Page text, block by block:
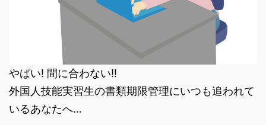
やばい! 間に合わない!!
外国人技能実習生の書類期限管理にいつも追われて
いるあなたへ…